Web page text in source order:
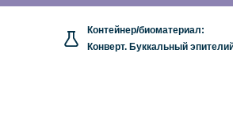
Контейнер/биоматериал:
Конверт. Буккальный